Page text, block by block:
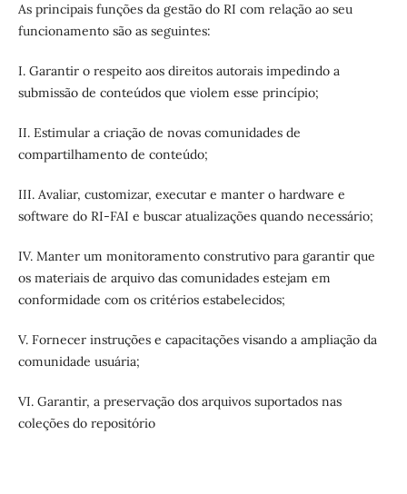
As principais funções da gestão do RI com relação ao seu
funcionamento são as seguintes:
I. Garantir o respeito aos direitos autorais impedindo a
submissão de conteúdos que violem esse princípio;
II. Estimular a criação de novas comunidades de
compartilhamento de conteúdo;
III. Avaliar, customizar, executar e manter o hardware e
software do RI-FAI e buscar atualizações quando necessário;
IV. Manter um monitoramento construtivo para garantir que
os materiais de arquivo das comunidades estejam em
conformidade com os critérios estabelecidos;
V. Fornecer instruções e capacitações visando a ampliação da
comunidade usuária;
VI. Garantir, a preservação dos arquivos suportados nas
coleções do repositório